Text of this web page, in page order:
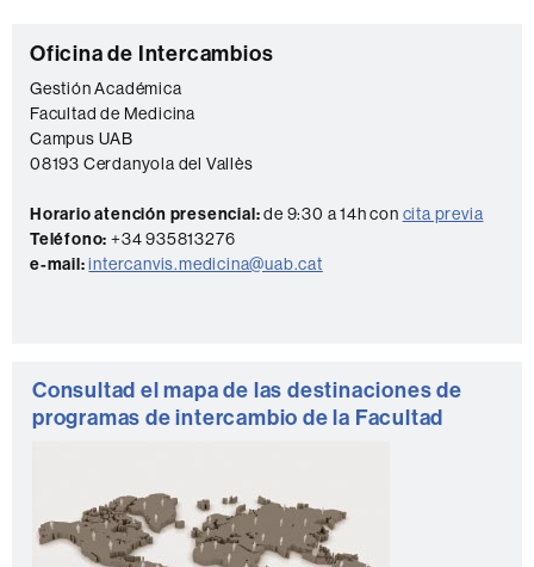
Información
complementaria
C
o
n
t
c
t
Oficina de Intercambios
Gestión Académica
Facultad de Medicina
Campus UAB
08193 Cerdanyola del Vallès
Horario atención presencial:de 9:30 a 14h con cita previa
Teléfono: +34 935813276
e-mail:intercanvis.medicina@uab.cat
Consultad el mapa de las destinaciones de
programas de intercambio de la Facultad